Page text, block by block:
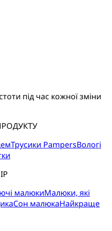
під час кожної зміни
Трусики PampersВологі
малюкиМалюки, які
Сон малюкаНайкраще